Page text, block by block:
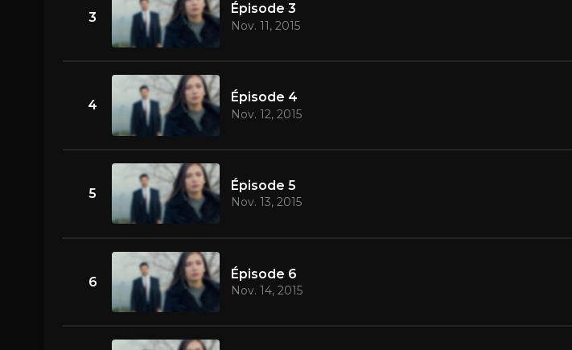
3
Épisode 3
Nov. 11, 2015
4
Épisode 4
Nov. 12, 2015
5
Épisode 5
Nov. 13, 2015
6
Épisode 6
Nov. 14, 2015